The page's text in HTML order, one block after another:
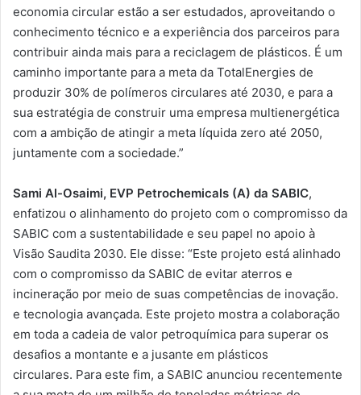
economia circular estão a ser estudados, aproveitando o
conhecimento técnico e a experiência dos parceiros para
contribuir ainda mais para a reciclagem de plásticos. É um
caminho importante para a meta da TotalEnergies de
produzir 30% de polímeros circulares até 2030, e para a
sua estratégia de construir uma empresa multienergética
com a ambição de atingir a meta líquida zero até 2050,
juntamente com a sociedade.”
Sami Al-Osaimi, EVP Petrochemicals (A) da SABIC,
enfatizou o alinhamento do projeto com o compromisso da
SABIC com a sustentabilidade e seu papel no apoio à
Visão Saudita 2030. Ele disse: “Este projeto está alinhado
com o compromisso da SABIC de evitar aterros e
incineração por meio de suas competências de inovação.
e tecnologia avançada. Este projeto mostra a colaboração
em toda a cadeia de valor petroquímica para superar os
desafios a montante e a jusante em plásticos
circulares. Para este fim, a SABIC anunciou recentemente